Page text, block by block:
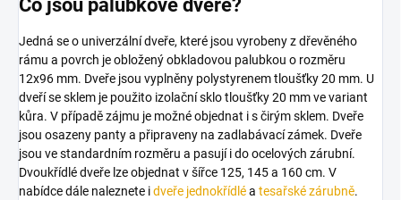
Co jsou palubkové dveře?
Jedná se o univerzální dveře, které jsou vyrobeny z dřevěného
rámu a povrch je obložený obkladovou palubkou o rozměru
12x96 mm. Dveře jsou vyplněny polystyrenem tloušťky 20 mm. U
dveří se sklem je použito izolační sklo tloušťky 20 mm ve variant
kůra. V případě zájmu je možné objednat i s čirým sklem. Dveře
jsou osazeny panty a připraveny na zadlabávací zámek. Dveře
jsou ve standardním rozměru a pasují i do ocelových zárubní.
Dvoukřídlé dveře lze objednat v šířce 125, 145 a 160 cm. V
nabídce dále naleznete idveře jednokřídléa tesařské zárubně.